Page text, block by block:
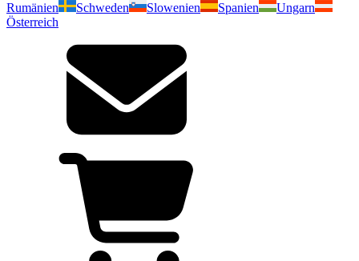
Rumänien
Schweden Slowenien Spanien
Ungarn
Österreich